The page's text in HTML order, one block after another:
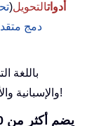
أدواتالتحويل(
دمج
والإسبانية والألمانية والفرنسية والصينية و40+ لغات أخرى!
Kutools لـ Excel يضم أكثر من 300 ميزة،